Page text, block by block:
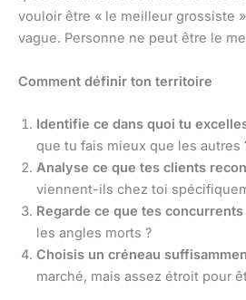
vouloir être « le meilleur grossiste
vague. Personne ne peut être le
Comment définir ton territoire
Identifie ce dans quoi tu
que tu fais mieux que les autres
Analyse ce que tes clients
viennent-ils chez toi
Regarde ce que tes
les angles morts ?
Choisis un créneau
marché, mais assez étroit pour